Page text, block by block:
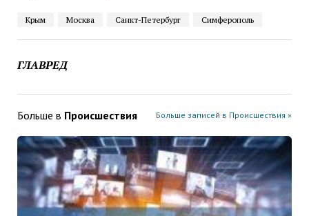
Крым Москва Санкт-Петербург Симферополь
ГЛАВРЕД
Больше в Проиcшествия Больше записей в Проиcшествия »